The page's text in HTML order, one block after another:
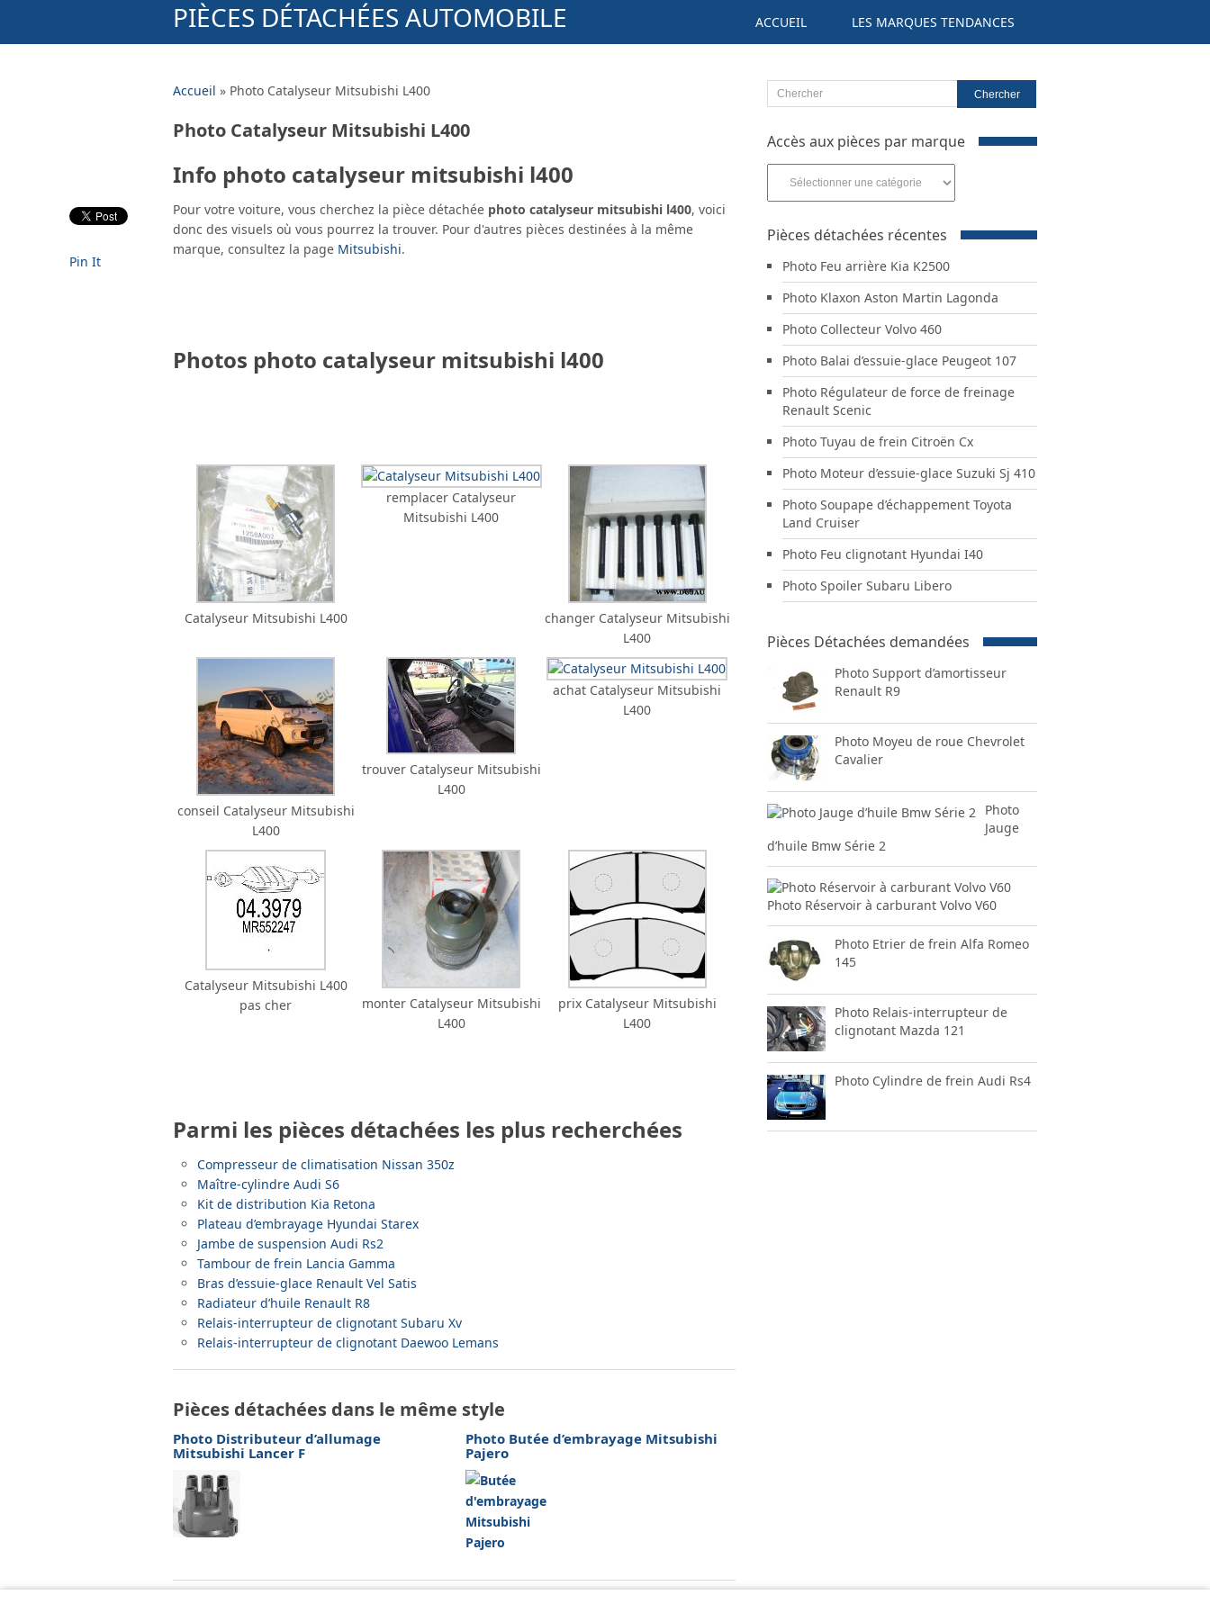
PIÈCES DÉTACHÉES AUTOMOBILE ACCUEIL LES MARQUES TENDANCES
Accueil » Photo Catalyseur Mitsubishi L400
Photo Catalyseur Mitsubishi L400
Info photo catalyseur mitsubishi l400
Pour votre voiture, vous cherchez la pièce détachée photo catalyseur mitsubishi l400, voici
donc des visuels où vous pourrez la trouver. Pour d'autres pièces destinées à la même
marque, consultez la page Mitsubishi.
Photos photo catalyseur mitsubishi l400
Catalyseur Mitsubishi L400
remplacer Catalyseur
Mitsubishi L400
changer Catalyseur Mitsubishi
L400
conseil Catalyseur Mitsubishi
L400
trouver Catalyseur Mitsubishi
L400
achat Catalyseur Mitsubishi
L400
Catalyseur Mitsubishi L400
pas cher
monter Catalyseur Mitsubishi
L400
prix Catalyseur Mitsubishi
L400
Parmi les pièces détachées les plus recherchées
Compresseur de climatisation Nissan 350z
Maître-cylindre Audi S6
Kit de distribution Kia Retona
Plateau d’embrayage Hyundai Starex
Jambe de suspension Audi Rs2
Tambour de frein Lancia Gamma
Bras d’essuie-glace Renault Vel Satis
Radiateur d’huile Renault R8
Relais-interrupteur de clignotant Subaru Xv
Relais-interrupteur de clignotant Daewoo Lemans
Pin It
Pièces détachées dans le même style
Photo Distributeur d’allumage
Mitsubishi Lancer F
Photo Butée d’embrayage Mitsubishi
Pajero
Accès aux pièces par marque
pièces
par
marque
Pièces détachées récentes
Photo Feu arrière Kia K2500
Photo Klaxon Aston Martin Lagonda
Photo Collecteur Volvo 460
Photo Balai d’essuie-glace Peugeot 107
Photo Régulateur de force de freinage
Renault Scenic
Photo Tuyau de frein Citroën Cx
Photo Moteur d’essuie-glace Suzuki Sj 410
Photo Soupape d’échappement Toyota
Land Cruiser
Photo Feu clignotant Hyundai I40
Photo Spoiler Subaru Libero
Pièces Détachées demandées
Photo Support d’amortisseur
Renault R9
Photo Moyeu de roue Chevrolet
Cavalier
Photo
Jauge
d’huile Bmw Série 2
Photo Réservoir à carburant Volvo V60
Photo Etrier de frein Alfa Romeo
145
Photo Relais-interrupteur de
clignotant Mazda 121
Photo Cylindre de frein Audi Rs4